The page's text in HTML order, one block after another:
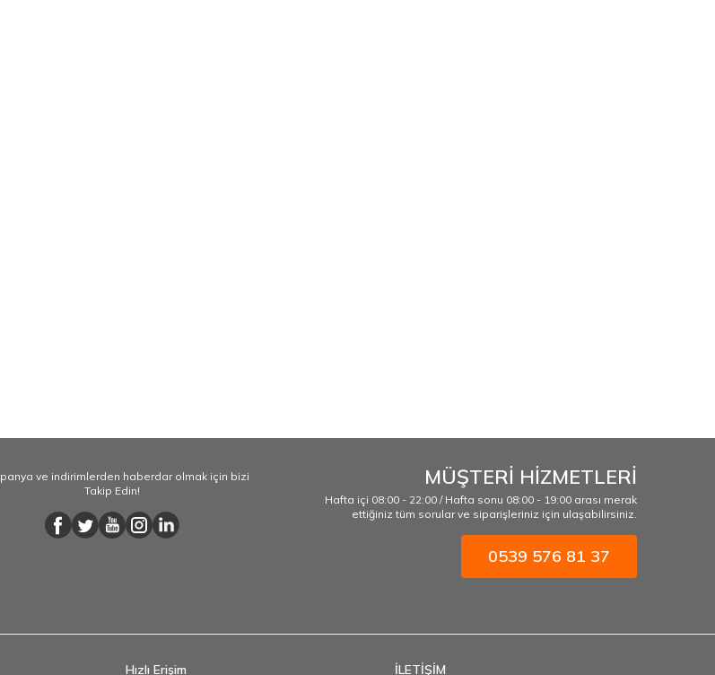
ve indirimlerden haberdar olmak için bizi
Takip Edin!
MÜŞTERİ HİZMETLERİ
Hafta içi 08:00 - 22:00 / Hafta sonu 08:00 - 19:00 arası merak
ettiğiniz tüm sorular ve siparişleriniz için ulaşabilirsiniz.
0539 576 81 37
Hızlı Erişim İLETİŞİM